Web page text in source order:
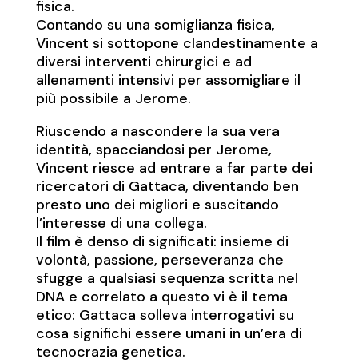
fisica.
Contando su una somiglianza fisica,
Vincent si sottopone clandestinamente a
diversi interventi chirurgici e ad
allenamenti intensivi per assomigliare il
più possibile a Jerome.
Riuscendo a nascondere la sua vera
identità, spacciandosi per Jerome,
Vincent riesce ad entrare a far parte dei
ricercatori di Gattaca, diventando ben
presto uno dei migliori e suscitando
l’interesse di una collega.
Il film è denso di significati: insieme di
volontà, passione, perseveranza che
sfugge a qualsiasi sequenza scritta nel
DNA e correlato a questo vi è il tema
etico: Gattaca solleva interrogativi su
cosa significhi essere umani in un’era di
tecnocrazia genetica.